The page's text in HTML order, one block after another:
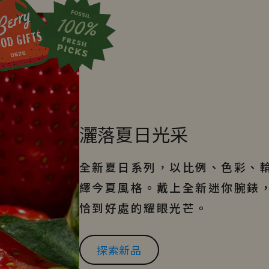
灑落夏日光采
全新夏日系列，以比例、色彩、
繹今夏風格。戴上全新迷你腕錶
恰到好處的耀眼光芒。
探索新品